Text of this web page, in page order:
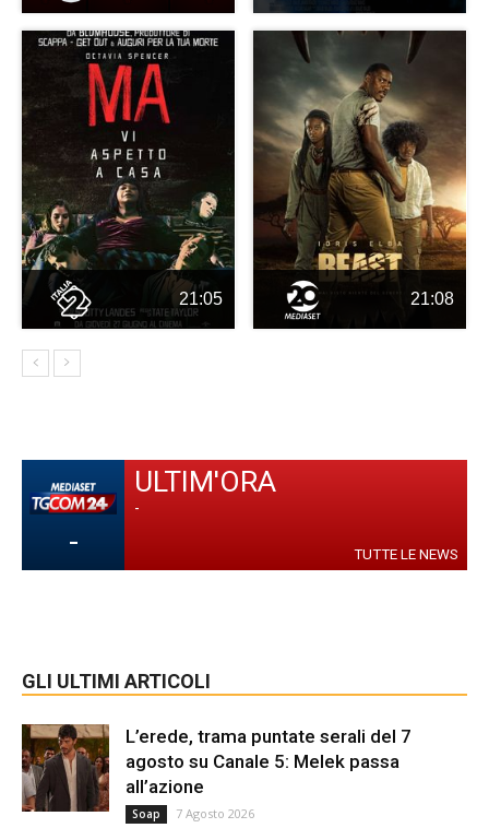
21:05 21:08
-
ULTIM'ORA
-
TUTTE LE NEWS
GLI ULTIMI ARTICOLI
L’erede, trama puntate serali del 7
agosto su Canale 5: Melek passa
all’azione
Soap 7 Agosto 2026